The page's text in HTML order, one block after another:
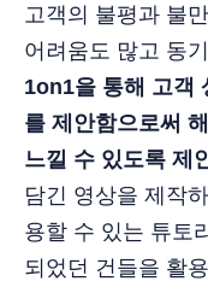
고객의 불평과 불
어려움도 많고 동
1on1을 통해 고객
를 제안함으로써
느낄 수 있도록 제
담긴 영상을 제작
용할 수 있는 튜토
되었던 건들을 활